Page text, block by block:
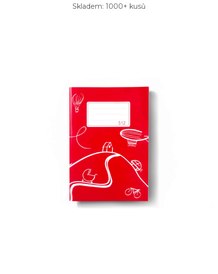
Skladem: 1000+ kusů